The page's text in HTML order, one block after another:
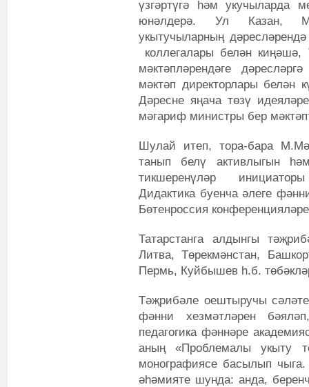
үзгәртүгә һәм укучыларда
юнәлдерә. Ул Казан,
укытучыларның
коллегалары белән
мәктәпләрендәге
мәктәп директорлары белән
Дәресне яңача төзү
мәгариф министры бер
Шулай итеп, тора-бара
танып белү активлыгын
тикшеренүләр
Дидактика буенча әлеге
Бөтенроссия
Татарстанга алдынгы
Литва, Төрекмәнстан,
Пермь, Куйбышев һ.б.
Тәҗрибәле оештыручы
фәнни хезмәтләрен
педагогика фәннәре
аның «Проблемалы укыту
монографиясе басылып чыга.
әһәмияте шунда: анда,